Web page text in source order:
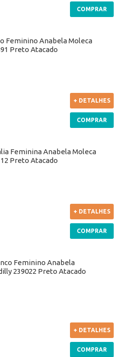
COMPRAR
Feminino Anabela Moleca
Preto Atacado
+ DETALHES
COMPRAR
Feminina Anabela Moleca
Preto Atacado
+ DETALHES
COMPRAR
Feminino Anabela
239022 Preto Atacado
+ DETALHES
COMPRAR